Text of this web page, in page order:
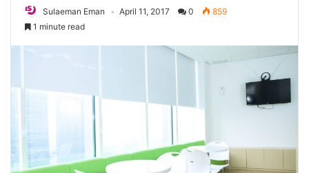
Sulaeman Eman April 11, 2017 0
859
1 minute read